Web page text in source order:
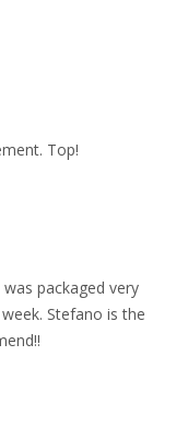
Top!
packaged very
Stefano is the